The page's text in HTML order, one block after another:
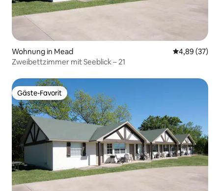
Wohnung in Mead
4,89 (37)
Zweibettzimmer mit Seeblick – 21
Gäste-Favorit
Gäste-Favorit